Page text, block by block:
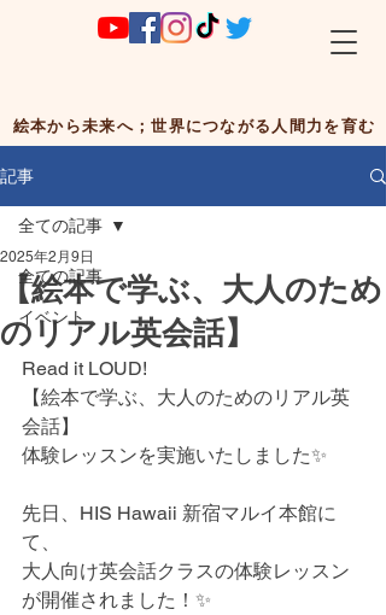
絵本から未来へ；世界につながる人間力を育む
記事
全ての記事
イベント
全ての記事
【絵本で学ぶ、大人のため
のリアル英会話】
2025年2月9日
Read it LOUD!
【絵本で学ぶ、大人のためのリアル英
会話】
体験レッスンを実施いたしました✨
先日、HIS Hawaii 新宿マルイ本館に
て、
大人向け英会話クラスの体験レッスン
が開催されました！✨